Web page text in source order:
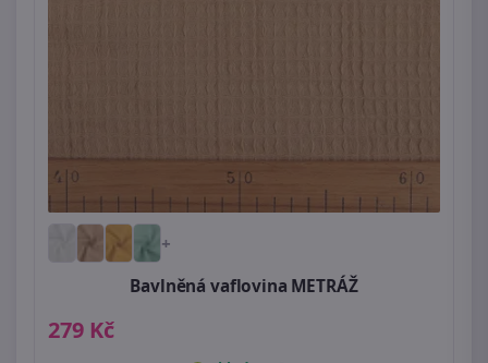
+
Bavlněná vaflovina METRÁŽ
279 Kč